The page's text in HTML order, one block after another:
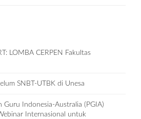
LOMBA CERPEN Fakultas
SNBT-UTBK di Unesa
Guru Indonesia-Australia (PGIA)
Internasional untuk